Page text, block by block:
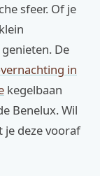
sfeer. Of je
De
in
kegelbaan
Benelux. Wil
je deze vooraf